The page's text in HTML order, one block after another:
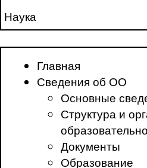
Наука
Главная
Сведения об ОО
Основные
Структура и
Документы
Образование